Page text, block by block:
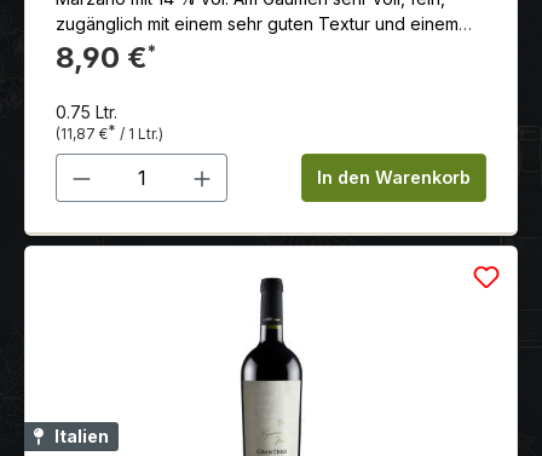
zugänglich mit einem sehr guten Textur und einem
fruchtbetonten und langem Abgang.
8,90 €*
0.75 Ltr.
(11,87 €* / 1 Ltr.)
Produkt Anzahl: Gib denIn den Warenkorb
Italien